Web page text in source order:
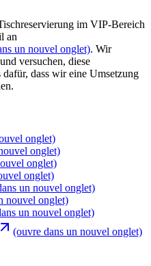
im VIP-Bereich
an
un nouvel onglet). Wir
versuchen, diese
dass wir eine Umsetzung
onglet)
onglet)
onglet)
onglet)
un nouvel onglet)
nouvel onglet)
un nouvel onglet)
(ouvre dans un nouvel onglet)